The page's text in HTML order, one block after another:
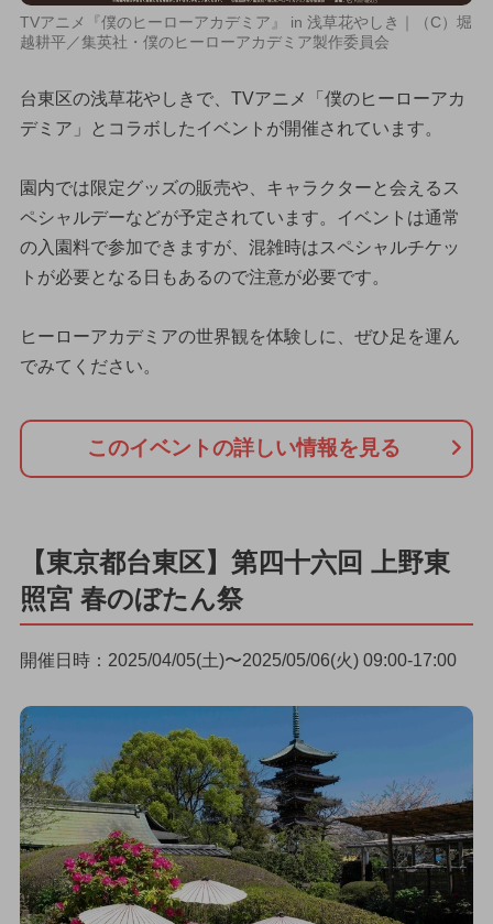
TVアニメ『僕のヒーローアカデミア』 in 浅草花やしき｜（C）堀
越耕平／集英社・僕のヒーローアカデミア製作委員会
台東区の浅草花やしきで、TVアニメ「僕のヒーローアカ
デミア」とコラボしたイベントが開催されています。
園内では限定グッズの販売や、キャラクターと会えるス
ペシャルデーなどが予定されています。イベントは通常
の入園料で参加できますが、混雑時はスペシャルチケッ
トが必要となる日もあるので注意が必要です。
ヒーローアカデミアの世界観を体験しに、ぜひ足を運ん
でみてください。
このイベントの詳しい情報を見る
【東京都台東区】第四十六回 上野東
照宮 春のぼたん祭
開催日時：2025/04/05(土)〜2025/05/06(火) 09:00-17:00